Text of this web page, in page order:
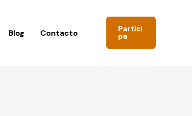
Blog Contacto Partici
pa